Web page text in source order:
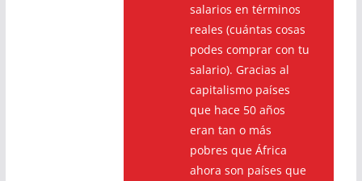
salarios en términos
reales (cuántas cosas
podes comprar con tu
salario). Gracias al
capitalismo países
que hace 50 años
eran tan o más
pobres que África
ahora son países que